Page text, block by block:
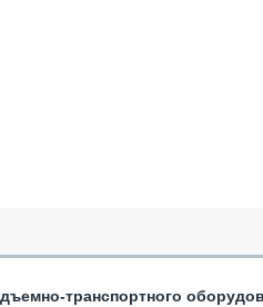
транспортного